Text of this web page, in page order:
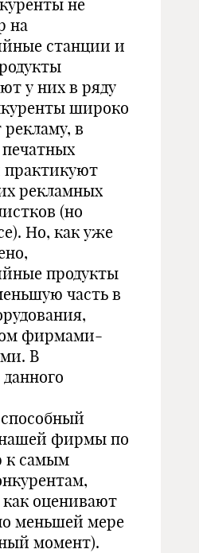
не
на
станции и
у них в ряду
широко
в
практикуют
рекламных
(но
Но, как уже
продукты
часть в
фирмами-
В
фирмы по
к самым
как оценивают
меньшей мере
момент).